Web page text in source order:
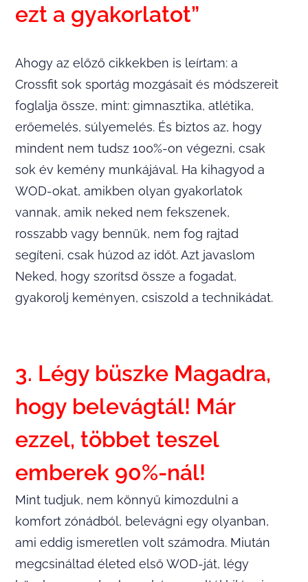
ezt a gyakorlatot”
Ahogy az előző cikkekben is leírtam: a
Crossfit sok sportág mozgásait és módszereit
foglalja össze, mint: gimnasztika, atlétika,
erőemelés, súlyemelés. És biztos az, hogy
mindent nem tudsz 100%-on végezni, csak
sok év kemény munkájával. Ha kihagyod a
WOD-okat, amikben olyan gyakorlatok
vannak, amik neked nem fekszenek,
rosszabb vagy bennük, nem fog rajtad
segíteni, csak húzod az időt. Azt javaslom
Neked, hogy szorítsd össze a fogadat,
gyakorolj keményen, csiszold a technikádat.
3. Légy büszke Magadra,
hogy belevágtál! Már
ezzel, többet teszel
emberek 90%-nál!
Mint tudjuk, nem könnyű kimozdulni a
komfort zónádból, belevágni egy olyanban,
ami eddig ismeretlen volt számodra. Miután
megcsináltad életed első WOD-ját, légy